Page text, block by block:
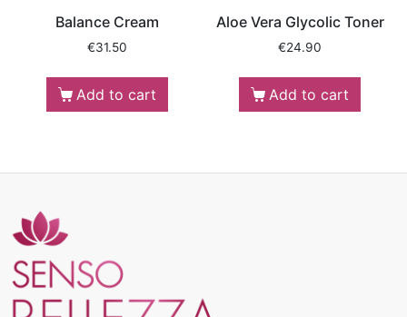
Balance Cream
€31.50
Add to cart
Aloe Vera Glycolic Toner
€24.90
Add to cart